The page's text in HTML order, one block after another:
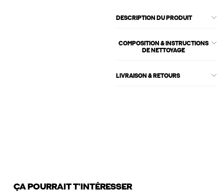
DESCRIPTION DU PRODUIT
COMPOSITION & INSTRUCTIONS
DE NETTOYAGE
LIVRAISON & RETOURS
ÇA POURRAIT T'INTÉRESSER